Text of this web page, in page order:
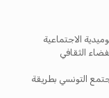
الاجتماعية
و ذلك يوم الاحد 24 ديسمبر 2017 بالفضاء الثقافي
التونسي بطريقة